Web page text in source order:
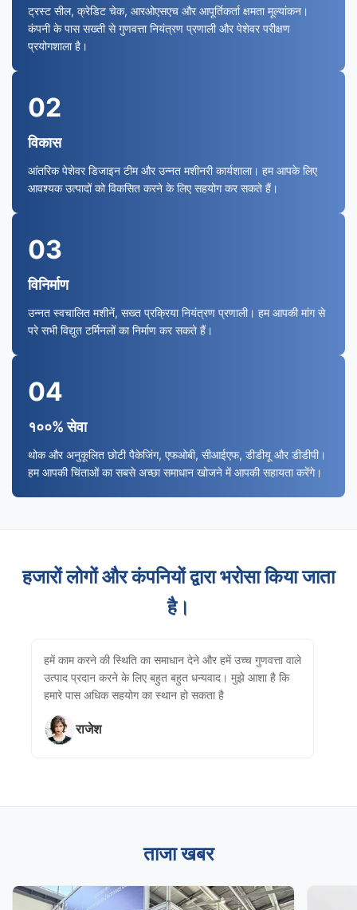
ट्रस्ट सील, क्रेडिट चेक, आरओएसएच और आपूर्तिकर्ता क्षमता मूल्यांकन।
कंपनी के पास सख्ती से गुणवत्ता नियंत्रण प्रणाली और पेशेवर परीक्षण
प्रयोगशाला है।
02
विकास
आंतरिक पेशेवर डिजाइन टीम और उन्नत मशीनरी कार्यशाला। हम आपके लिए
आवश्यक उत्पादों को विकसित करने के लिए सहयोग कर सकते हैं।
03
विनिर्माण
उन्नत स्वचालित मशीनें, सख्त प्रक्रिया नियंत्रण प्रणाली। हम आपकी मांग से
परे सभी विद्युत टर्मिनलों का निर्माण कर सकते हैं।
04
१००% सेवा
थोक और अनुकूलित छोटी पैकेजिंग, एफओबी, सीआईएफ, डीडीयू और डीडीपी।
हम आपकी चिंताओं का सबसे अच्छा समाधान खोजने में आपकी सहायता करेंगे।
हजारों लोगों और कंपनियों द्वारा भरोसा किया जाता
है।
हमें काम करने की स्थिति का समाधान देने और हमें उच्च गुणवत्ता वाले
उत्पाद प्रदान करने के लिए बहुत बहुत धन्यवाद। मुझे आशा है कि
हमारे पास अधिक सहयोग का स्थान हो सकता है
राजेश
ताजा खबर